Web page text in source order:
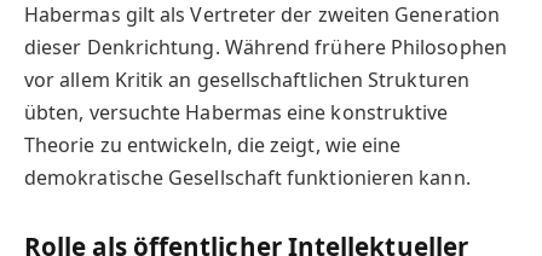
Habermas gilt als Vertreter der zweiten Generation
dieser Denkrichtung. Während frühere Philosophen
vor allem Kritik an gesellschaftlichen Strukturen
übten, versuchte Habermas eine konstruktive
Theorie zu entwickeln, die zeigt, wie eine
demokratische Gesellschaft funktionieren kann.
Rolle als öffentlicher Intellektueller